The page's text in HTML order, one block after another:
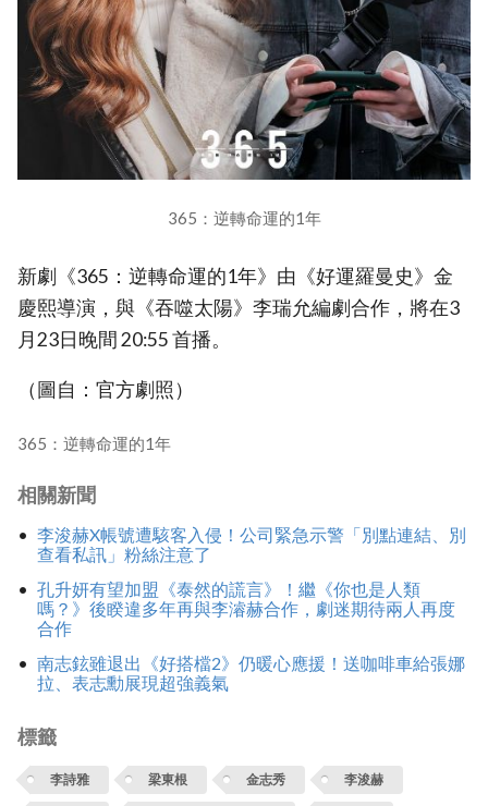
365：逆轉命運的1年
新劇《365：逆轉命運的1年》由《好運羅曼史》金
慶熙導演，與《吞噬太陽》李瑞允編劇合作，將在3
月23日晚間 20:55 首播。
（圖自：官方劇照）
365：逆轉命運的1年
相關新聞
李浚赫X帳號遭駭客入侵！公司緊急示警「別點連結、別
查看私訊」粉絲注意了
孔升妍有望加盟《泰然的謊言》！繼《你也是人類
嗎？》後睽違多年再與李濬赫合作，劇迷期待兩人再度
合作
南志鉉雖退出《好搭檔2》仍暖心應援！送咖啡車給張娜
拉、表志勳展現超強義氣
標籤
李詩雅 梁東根 金志秀 李浚赫